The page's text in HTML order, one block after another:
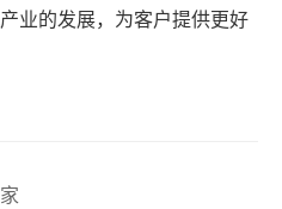
业的发展，为客户提供更好